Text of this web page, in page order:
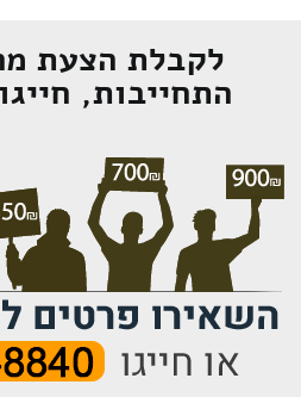
לקבלת הצעת
התחייבות,